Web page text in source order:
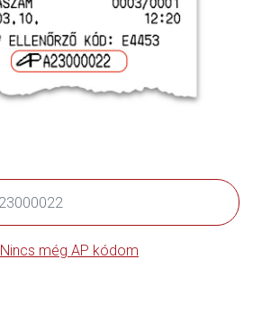
Nincs még AP kódom